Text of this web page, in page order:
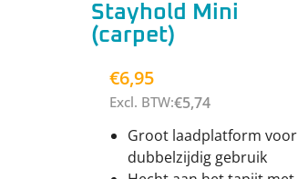
Stayhold Mini
(carpet)
€6,95
Excl. BTW:€5,74
Groot laadplatform voor
dubbelzijdig gebruik